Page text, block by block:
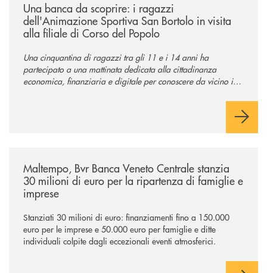
Una banca da scoprire: i ragazzi
dell'Animazione Sportiva San Bortolo in visita
alla filiale di Corso del Popolo
Una cinquantina di ragazzi tra gli 11 e i 14 anni ha
partecipato a una mattinata dedicata alla cittadinanza
economica, finanziaria e digitale per conoscere da vicino il
Maltempo, Bvr Banca Veneto Centrale stanzia
30 milioni di euro per la ripartenza di famiglie e
imprese
Stanziati 30 milioni di euro: finanziamenti fino a 150.000
euro per le imprese e 50.000 euro per famiglie e ditte
individuali colpite dagli eccezionali eventi atmosferici.